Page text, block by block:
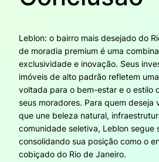
Leblon: o bairro mais desejado do
de moradia premium é uma
exclusividade e inovação. Seus
imóveis de alto padrão refletem
voltada para o bem-estar e o estilo
seus moradores. Para quem deseja
que une beleza natural,
comunidade seletiva, Leblon segue
consolidando sua posição como o
cobiçado do Rio de Janeiro.